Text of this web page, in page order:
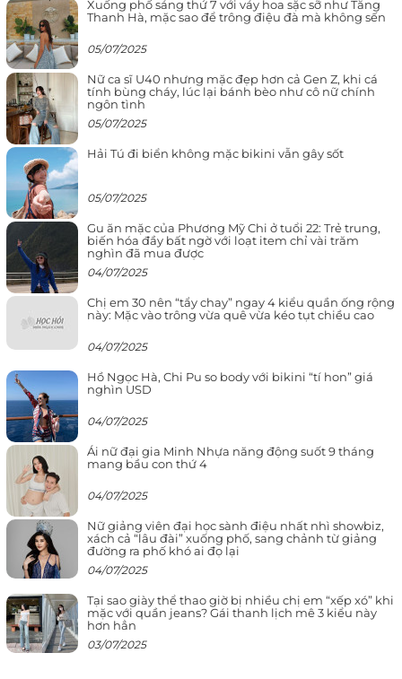
Xuống phố sáng thứ 7 với váy hoa sặc sỡ như Tăng
Thanh Hà, mặc sao để trông điệu đà mà không sến
05/07/2025
Nữ ca sĩ U40 nhưng mặc đẹp hơn cả Gen Z, khi cá
tính bùng cháy, lúc lại bánh bèo như cô nữ chính
ngôn tình
05/07/2025
Hải Tú đi biển không mặc bikini vẫn gây sốt
05/07/2025
Gu ăn mặc của Phương Mỹ Chi ở tuổi 22: Trẻ trung,
biến hóa đầy bất ngờ với loạt item chỉ vài trăm
nghìn đã mua được
04/07/2025
Chị em 30 nên “tẩy chay” ngay 4 kiểu quần ống rộng
này: Mặc vào trông vừa quê vừa kéo tụt chiều cao
04/07/2025
Hồ Ngọc Hà, Chi Pu so body với bikini “tí hon” giá
nghìn USD
04/07/2025
Ái nữ đại gia Minh Nhựa năng động suốt 9 tháng
mang bầu con thứ 4
04/07/2025
Nữ giảng viên đại học sành điệu nhất nhì showbiz,
xách cả “lâu đài” xuống phố, sang chảnh từ giảng
đường ra phố khó ai đọ lại
04/07/2025
Tại sao giày thể thao giờ bị nhiều chị em “xếp xó” khi
mặc với quần jeans? Gái thanh lịch mê 3 kiểu này
hơn hẳn
03/07/2025